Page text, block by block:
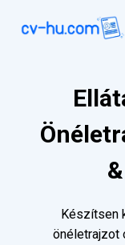
Készítsen
önéletrajzot